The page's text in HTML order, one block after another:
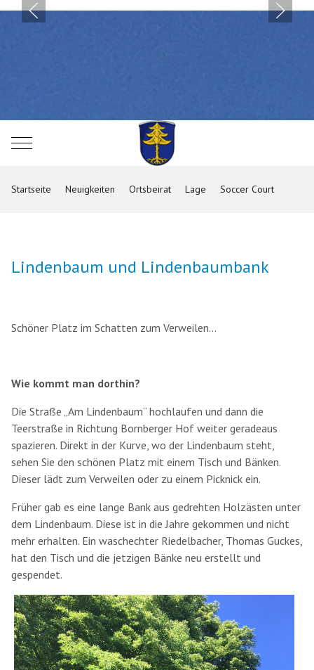
Mobile Menu Toggle
Startseite Neuigkeiten Ortsbeirat Lage Soccer Court
Lindenbaum und Lindenbaumbank
Schöner Platz im Schatten zum Verweilen...
Wie kommt man dorthin?
Die Straße „Am Lindenbaum“ hochlaufen und dann die
Teerstraße in Richtung Bornberger Hof weiter geradeaus
spazieren. Direkt in der Kurve, wo der Lindenbaum steht,
sehen Sie den schönen Platz mit einem Tisch und Bänken.
Dieser lädt zum Verweilen oder zu einem Picknick ein.
Früher gab es eine lange Bank aus gedrehten Holzästen unter
dem Lindenbaum. Diese ist in die Jahre gekommen und nicht
mehr erhalten. Ein waschechter Riedelbacher, Thomas Guckes,
hat den Tisch und die jetzigen Bänke neu erstellt und
gespendet.